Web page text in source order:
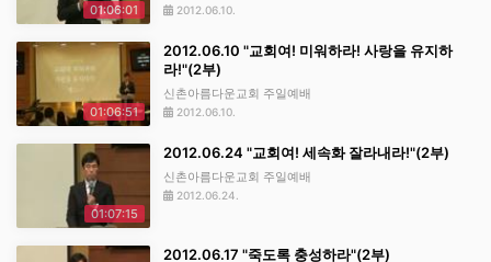
01:06:01 2012.06.10.
01:06:51
2012.06.10 "교회여! 미워하라! 사랑을 유지하
라!"(2부)
신촌아름다운교회 주일예배
2012.06.10.
01:07:15
2012.06.24 "교회여! 세속화 잘라내라!"(2부)
신촌아름다운교회 주일예배
2012.06.24.
2012.06.17 "죽도록 충성하라"(2부)